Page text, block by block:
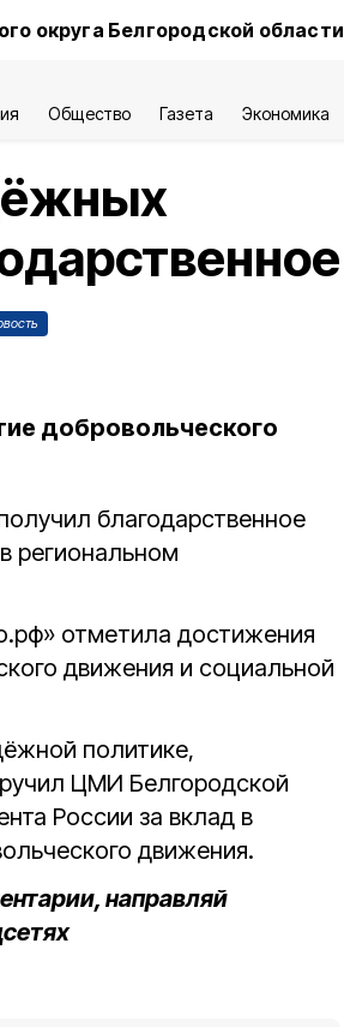
округа Белгородской области
Общество Газета Экономика
добровольческого
благодарственное
региональном
отметила достижения
движения и социальной
политике,
ЦМИ Белгородской
России за вклад в
движения.
направляй